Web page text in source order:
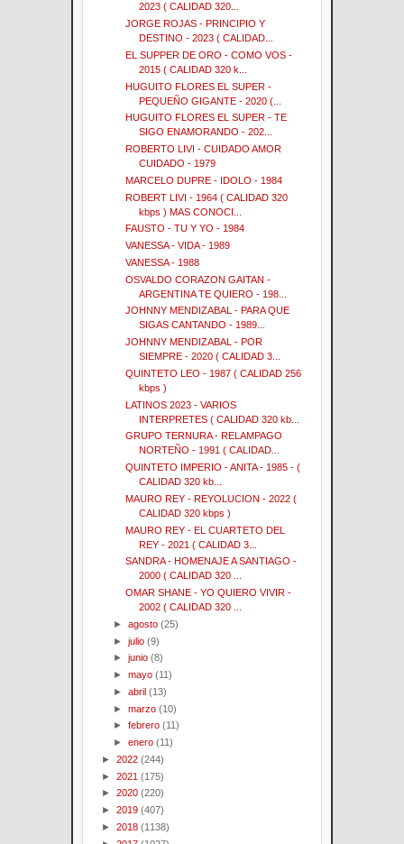
2023 ( CALIDAD 320...
JORGE ROJAS - PRINCIPIO Y
DESTINO - 2023 ( CALIDAD...
EL SUPPER DE ORO - COMO VOS -
2015 ( CALIDAD 320 k...
HUGUITO FLORES EL SUPER -
PEQUEÑO GIGANTE - 2020 (...
HUGUITO FLORES EL SUPER - TE
SIGO ENAMORANDO - 202...
ROBERTO LIVI - CUIDADO AMOR
CUIDADO - 1979
MARCELO DUPRE - IDOLO - 1984
ROBERT LIVI - 1964 ( CALIDAD 320
kbps ) MAS CONOCI...
FAUSTO - TU Y YO - 1984
VANESSA - VIDA - 1989
VANESSA - 1988
OSVALDO CORAZON GAITAN -
ARGENTINA TE QUIERO - 198...
JOHNNY MENDIZABAL - PARA QUE
SIGAS CANTANDO - 1989...
JOHNNY MENDIZABAL - POR
SIEMPRE - 2020 ( CALIDAD 3...
QUINTETO LEO - 1987 ( CALIDAD 256
kbps )
LATINOS 2023 - VARIOS
INTERPRETES ( CALIDAD 320 kb...
GRUPO TERNURA - RELAMPAGO
NORTEÑO - 1991 ( CALIDAD...
QUINTETO IMPERIO - ANITA - 1985 - (
CALIDAD 320 kb...
MAURO REY - REYOLUCION - 2022 (
CALIDAD 320 kbps )
MAURO REY - EL CUARTETO DEL
REY - 2021 ( CALIDAD 3...
SANDRA - HOMENAJE A SANTIAGO -
2000 ( CALIDAD 320 ...
OMAR SHANE - YO QUIERO VIVIR -
2002 ( CALIDAD 320 ...
►agosto (25)
►julio (9)
►junio (8)
►mayo (11)
►abril (13)
►marzo (10)
►febrero (11)
►enero (11)
► 2022 (244)
► 2021 (175)
► 2020 (220)
► 2019 (407)
► 2018 (1138)